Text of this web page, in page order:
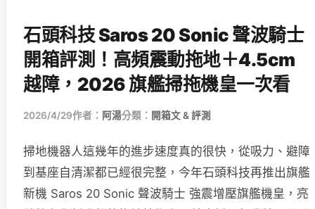
石頭科技 Saros 20 Sonic 聲波騎士
開箱評測！高頻震動拖地＋4.5cm
越障，2026 旗艦掃拖機皇一次看
2026/4/29作者： 阿湯分類： 開箱文 & 評測
掃地機器人這幾年的進步速度真的很快，從吸力、避障
到基座自清潔都已經很完整，今年石頭科技再推出旗艦
新機 Saros 20 Sonic 聲波騎士 強震增壓旗艦機皇，亮